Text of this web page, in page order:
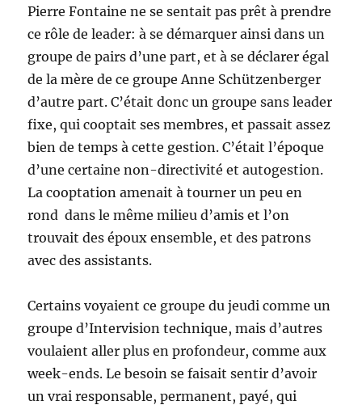
Pierre Fontaine ne se sentait pas prêt à prendre
ce rôle de leader: à se démarquer ainsi dans un
groupe de pairs d’une part, et à se déclarer égal
de la mère de ce groupe Anne Schützenberger
d’autre part. C’était donc un groupe sans leader
fixe, qui cooptait ses membres, et passait assez
bien de temps à cette gestion. C’était l’époque
d’une certaine non-directivité et autogestion.
La cooptation amenait à tourner un peu en
rond dans le même milieu d’amis et l’on
trouvait des époux ensemble, et des patrons
avec des assistants.
Certains voyaient ce groupe du jeudi comme un
groupe d’Intervision technique, mais d’autres
voulaient aller plus en profondeur, comme aux
week-ends. Le besoin se faisait sentir d’avoir
un vrai responsable, permanent, payé, qui